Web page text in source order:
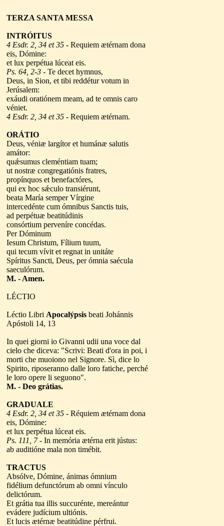
TERZA SANTA MESSA
INTRÓITUS
4 Esdr. 2, 34 et 35 - Requiem ætérnam dona
eis, Dómine:
et lux perpétua lúceat eis.
Ps. 64, 2-3 - Te decet hymnus,
Deus, in Sion, et tibi reddétur votum in
Jerúsalem:
exáudi oratiónem meam, ad te omnis caro
véniet.
4 Esdr. 2, 34 et 35 - Requiem ætérnam.
ORÁTIO
Deus, véniæ largítor et humánæ salutis
amátor:
quǽsumus cleméntiam tuam;
ut nostræ congregatiónis fratres,
propínquos et benefactóres,
qui ex hoc sǽculo transiérunt,
beata María semper Vírgine
intercedénte cum ómnibus Sanctis tuis,
ad perpétuæ beatitúdinis
consórtium perveníre concédas.
Per Dóminum
Iesum Christum, Fílium tuum,
qui tecum vívit et regnat in unitáte
Spíritus Sancti, Deus, per ómnia saécula
saeculórum.
M. - Amen.
LÉCTIO
Léctio Libri Apocalýpsis beati Johánnis
Apóstoli 14, 13
In quei giorni io Givanni udii una voce dal
cielo che diceva: "Scrivi: Beati d'ora in poi, i
morti che muoiono nel Signore. Sì, dice lo
Spirito, riposeranno dalle loro fatiche, perché
le loro opere li seguono".
M. - Deo grátias.
GRADUALE
4 Esdr. 2, 34 et 35 - Réquiem ætérnam dona
eis, Dómine:
et lux perpétua lúceat eis.
Ps. 111, 7- In memória ætérna erit jústus:
ab auditióne mala non timébit.
TRACTUS
Absólve, Dómine, ánimas ómnium
fidélium defunctórum ab omni vínculo
delictórum.
Et grátia tua illis succurénte, mereántur
evádere judícium ultiónis.
Et lucis ætérnæ beatitúdine pérfrui.